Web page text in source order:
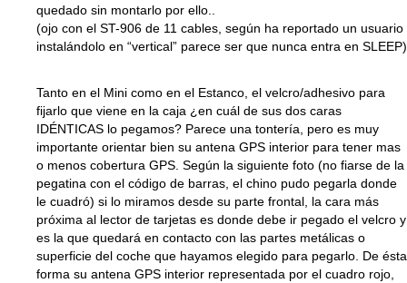
quedado sin montarlo por ello..
(ojo con el ST-906 de 11 cables, según ha reportado un usuario
instalándolo en “vertical” parece ser que nunca entra en SLEEP)
Tanto en el Mini como en el Estanco, el velcro/adhesivo para
fijarlo que viene en la caja ¿en cuál de sus dos caras
IDÉNTICAS lo pegamos? Parece una tontería, pero es muy
importante orientar bien su antena GPS interior para tener mas
o menos cobertura GPS. Según la siguiente foto (no fiarse de la
pegatina con el código de barras, el chino pudo pegarla donde
le cuadró) si lo miramos desde su parte frontal, la cara más
próxima al lector de tarjetas es donde debe ir pegado el velcro y
es la que quedará en contacto con las partes metálicas o
superficie del coche que hayamos elegido para pegarlo. De ésta
forma su antena GPS interior representada por el cuadro rojo,